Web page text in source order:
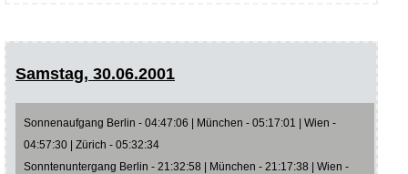
Samstag, 30.06.2001
Sonnenaufgang Berlin - 04:47:06 | München - 05:17:01 | Wien -
04:57:30 | Zürich - 05:32:34
Sonntenuntergang Berlin - 21:32:58 | München - 21:17:38 | Wien -